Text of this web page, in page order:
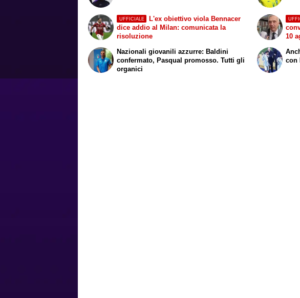
UFFICIALE
L'ex obiettivo viola Bennacer
dice addio al Milan: comunicata la
risoluzione
Nazionali giovanili azzurre: Baldini
confermato, Pasqual promosso. Tutti gli
organici
10
con